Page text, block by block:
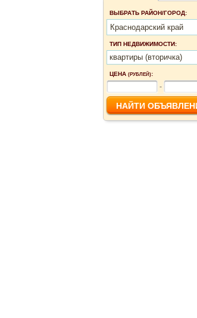
ВЫБРАТЬ РАЙОН/ГОРОД:
Краснодарский край
ТИП НЕДВИЖИМОСТИ:
квартиры (вторичка)
ЦЕНА (РУБЛЕЙ):
-